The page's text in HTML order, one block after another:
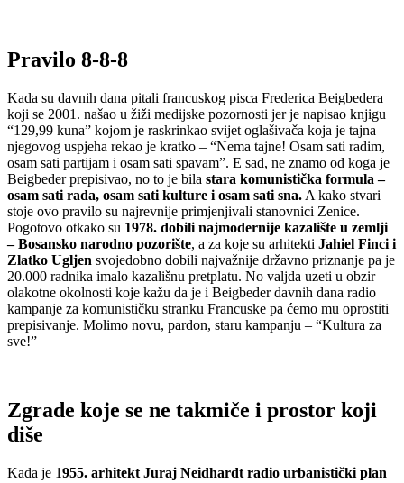
Pravilo 8-8-8
Kada su davnih dana pitali francuskog pisca Frederica Beigbedera
koji se 2001. našao u žiži medijske pozornosti jer je napisao knjigu
“129,99 kuna” kojom je raskrinkao svijet oglašivača koja je tajna
njegovog uspjeha rekao je kratko – “Nema tajne! Osam sati radim,
osam sati partijam i osam sati spavam”. E sad, ne znamo od koga je
Beigbeder prepisivao, no to je bila stara komunistička formula –
osam sati rada, osam sati kulture i osam sati sna. A kako stvari
stoje ovo pravilo su najrevnije primjenjivali stanovnici Zenice.
Pogotovo otkako su 1978. dobili najmodernije kazalište u zemlji
– Bosansko narodno pozorište, a za koje su arhitekti Jahiel Finci i
Zlatko Ugljen svojedobno dobili najvažnije državno priznanje pa je
20.000 radnika imalo kazališnu pretplatu. No valjda uzeti u obzir
olakotne okolnosti koje kažu da je i Beigbeder davnih dana radio
kampanje za komunističku stranku Francuske pa ćemo mu oprostiti
prepisivanje. Molimo novu, pardon, staru kampanju – “Kultura za
sve!”
Zgrade koje se ne takmiče i prostor koji
diše
Kada je 1955. arhitekt Juraj Neidhardt radio urbanistički plan